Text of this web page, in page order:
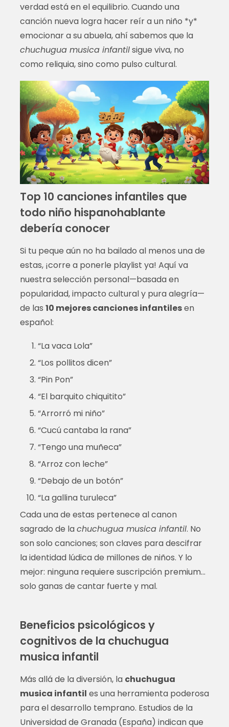
verdad está en el equilibrio. Cuando una
canción nueva logra hacer reír a un niño *y*
emocionar a su abuela, ahí sabemos que la
chuchugua musica infantilsigue viva, no
como reliquia, sino como pulso cultural.
Top 10 canciones infantiles que
todo niño hispanohablante
debería conocer
Si tu peque aún no ha bailado al menos una de
estas, ¡corre a ponerle playlist ya! Aquí va
nuestra selección personal—basada en
popularidad, impacto cultural y pura alegría—
de las 10 mejores canciones infantilesen
español:
“La vaca Lola”
“Los pollitos dicen”
“Pin Pon”
“El barquito chiquitito”
“Arrorró mi niño”
“Cucú cantaba la rana”
“Tengo una muñeca”
“Arroz con leche”
“Debajo de un botón”
“La gallina turuleca”
Cada una de estas pertenece al canon
sagrado de lachuchugua musica infantil. No
son solo canciones; son claves para descifrar
la identidad lúdica de millones de niños. Y lo
mejor: ninguna requiere suscripción premium…
solo ganas de cantar fuerte y mal.
Beneficios psicológicos y
cognitivos de la chuchugua
musica infantil
Más allá de la diversión, la chuchugua
musica infantil es una herramienta poderosa
para el desarrollo temprano. Estudios de la
Universidad de Granada (España) indican que